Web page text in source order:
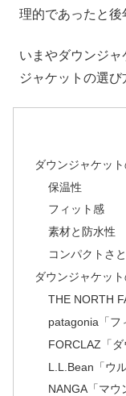
理的であったと後
いまやダウンジ
ジャケットの選び
ダウンジャケッ
保温性
フィット感
素材と防水性
コンパクトさ
ダウンジャケッ
THE NORTH
patagonia「フ
FORCLAZ「ダ
L.L.Bean「ウ
NANGA「マウ